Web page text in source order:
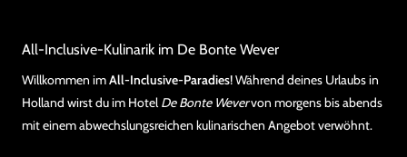
All-Inclusive-Kulinarik im De Bonte Wever
Willkommen imAll-Inclusive-Paradies! Während deines Urlaubs in
Holland wirst du im HotelDe Bonte Wevervon morgens bis abends
mit einem abwechslungsreichen kulinarischen Angebot verwöhnt.